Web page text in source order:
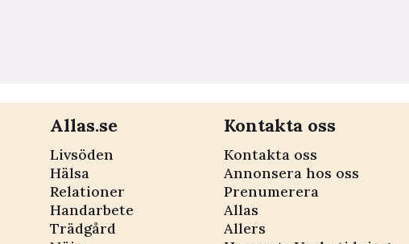
Allas.se
Livsöden
Hälsa
Relationer
Handarbete
Trädgård
Kontakta oss
Kontakta oss
Annonsera hos oss
Prenumerera
Allas
Allers